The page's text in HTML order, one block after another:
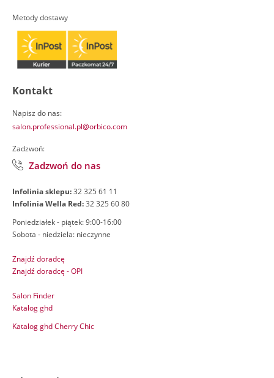
Metody dostawy
Kontakt
Napisz do nas:
salon.professional.pl@orbico.com
Zadzwoń:
Zadzwoń do nas
Infolinia sklepu:32 325 61 11
Infolinia Wella Red:32 325 60 80
Poniedziałek - piątek: 9:00-16:00
Sobota - niedziela: nieczynne
Znajdź doradcę
Znajdź doradcę - OPI
Salon Finder
Katalog ghd
Katalog ghd Cherry Chic